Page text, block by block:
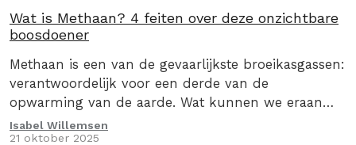
Wat is Methaan? 4 feiten over deze onzichtbare
boosdoener
Methaan is een van de gevaarlijkste broeikasgassen:
verantwoordelijk voor een derde van de
opwarming van de aarde. Wat kunnen we eraan
doen?
Isabel Willemsen
21 oktober 2025